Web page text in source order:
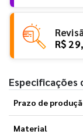
R$
Especificações
Prazo de
Material